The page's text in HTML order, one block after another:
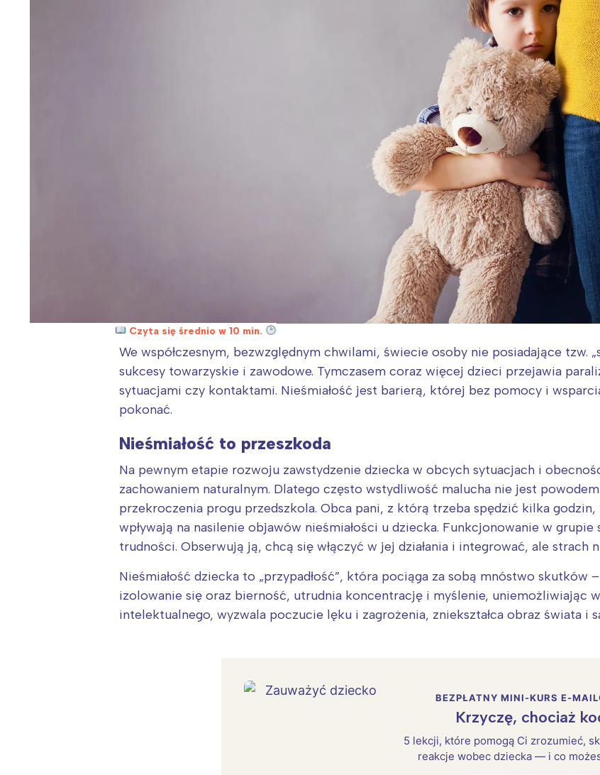
Pszczoła i kwitnący ul
Czyta się średnio w 10 min.
We współczesnym, bezwzględnym chwilami, świecie osoby nie posiadające tzw.
sukcesy towarzyskie i zawodowe. Tymczasem coraz więcej dzieci przejawia
sytuacjami czy kontaktami. Nieśmiałość jest barierą, której bez pomocy i
pokonać.
Nieśmiałość to przeszkoda
Na pewnym etapie rozwoju zawstydzenie dziecka w obcych sytuacjach i
zachowaniem naturalnym. Dlatego często wstydliwość malucha nie jest
przekroczenia progu przedszkola. Obca pani, z którą trzeba spędzić kilka
wpływają na nasilenie objawów nieśmiałości u dziecka. Funkcjonowanie w
trudności. Obserwują ją, chcą się włączyć w jej działania i integrować, ale strach
Nieśmiałość dziecka to „przypadłość”, która pociąga za sobą mnóstwo
izolowanie się oraz bierność, utrudnia koncentrację i myślenie, uniemożliwiając
intelektualnego, wyzwala poczucie lęku i zagrożenia, zniekształca obraz świata i
BEZPŁATNY MINI-KURS E-
Krzyczę, chociaż
5 lekcji, które pomogą Ci zrozumieć,
reakcje wobec dziecka — i co